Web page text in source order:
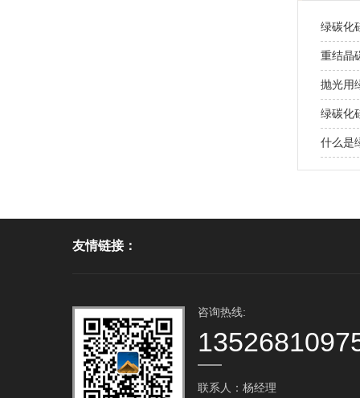
绿碳化
重结晶
抛光用
绿碳化
什么是
友情链接：
咨询热线:
联系人：杨经理